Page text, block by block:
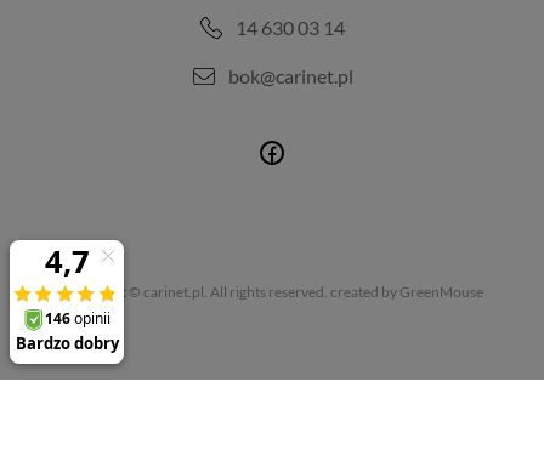
14 630 03 14
bok@carinet.pl
Copyright © carinet.pl. All rights reserved. created by GreenMouse